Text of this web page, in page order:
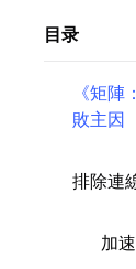
目录
《矩
敗主因
排除連
加